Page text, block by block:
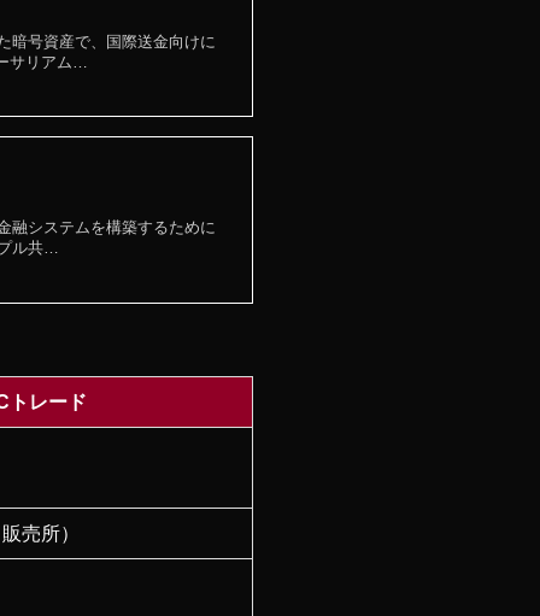
暗号資産で、国際送金向けに
サリアム…
融システムを構築するために
ル共…
トレード
売所）